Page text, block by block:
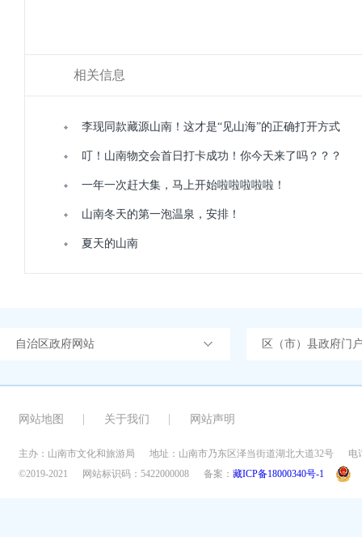
相关信息
李现同款藏源山南！这才是“见山海”的正确打开方式
叮！山南物交会首日打卡成功！你今天来了吗？？？
一年一次赶大集，马上开始啦啦啦啦啦！
山南冬天的第一泡温泉，安排！
夏天的山南
自治区政府网站 区（市）县政府门
网站地图 关于我们 网站声明
主办：山南市文化和旅游局 地址：山南市乃东区泽当街道湖北大道32号
电
©2019-2021
网站标识码：5422000008 备案： 藏ICP备18000340号-1